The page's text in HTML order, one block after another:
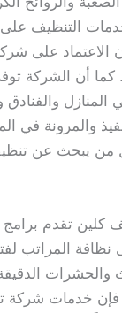
خدمات التنظيف
الاعتماد على
كما أن الشركة
المنازل
والمرونة في
من يبحث عن
كلين تقدم
المراتب
والحشرات
فإن خدمات